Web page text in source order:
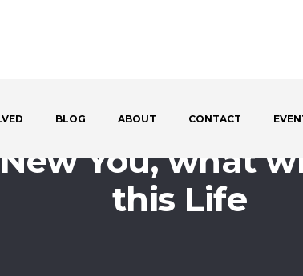
BLOG ABOUT CONTACT
You, what
this Life